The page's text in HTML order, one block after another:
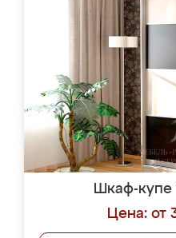
Шкаф-купе
Цена: от